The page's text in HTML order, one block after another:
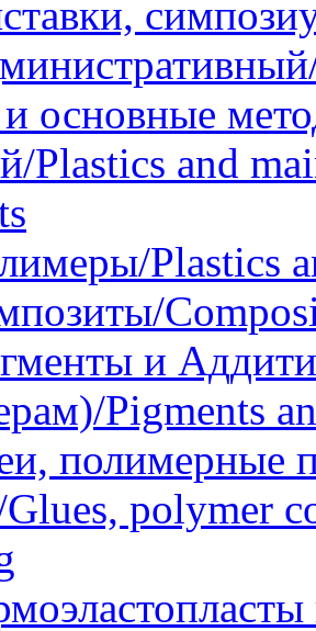
основные
Plastics and
Plastics
и
Pigments
полимерные
Glues, polymer